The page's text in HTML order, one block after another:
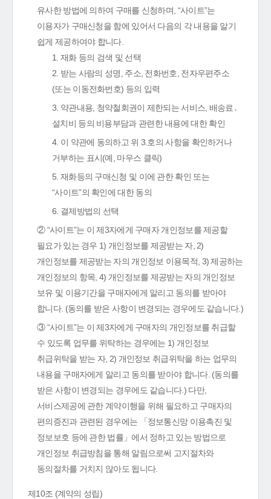
유사한 방법에 의하여 구매를 신청하며, “사이트”는
이용자가 구매신청을 함에 있어서 다음의 각 내용을 알기
쉽게 제공하여야 합니다.
1. 재화 등의 검색 및 선택
2. 받는 사람의 성명, 주소, 전화번호, 전자우편주소
(또는 이동전화번호) 등의 입력
3. 약관내용, 청약철회권이 제한되는 서비스, 배송료․
설치비 등의 비용부담과 관련한 내용에 대한 확인
4. 이 약관에 동의하고 위 3.호의 사항을 확인하거나
거부하는 표시(예, 마우스 클릭)
5. 재화등의 구매신청 및 이에 관한 확인 또는
“사이트”의 확인에 대한 동의
6. 결제방법의 선택
② “사이트”는 이 제3자에게 구매자 개인정보를 제공할
필요가 있는 경우 1) 개인정보를 제공받는 자, 2)
개인정보를 제공받는 자의 개인정보 이용목적, 3) 제공하는
개인정보의 항목, 4) 개인정보를 제공받는 자의 개인정보
보유 및 이용기간을 구매자에게 알리고 동의를 받아야
합니다. (동의를 받은 사항이 변경되는 경우에도 같습니다.)
③ “사이트”는 이 제3자에게 구매자의 개인정보를 취급할
수 있도록 업무를 위탁하는 경우에는 1) 개인정보
취급위탁을 받는 자, 2) 개인정보 취급위탁을 하는 업무의
내용을 구매자에게 알리고 동의를 받아야 합니다. (동의를
받은 사항이 변경되는 경우에도 같습니다.) 다만,
서비스제공에 관한 계약이행을 위해 필요하고 구매자의
편의증진과 관련된 경우에는 「정보통신망 이용촉진 및
정보보호 등에 관한 법률」에서 정하고 있는 방법으로
개인정보 취급방침을 통해 알림으로써 고지절차와
동의절차를 거치지 않아도 됩니다.
제10조 (계약의 성립)